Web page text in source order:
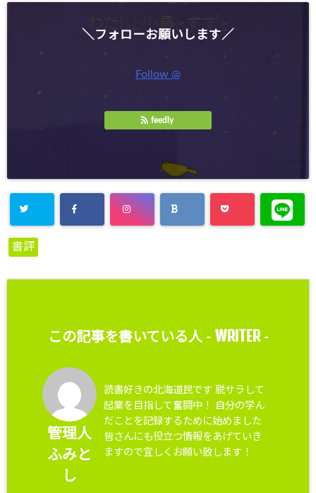
＼フォローお願いします／
Follow @
feedly
書評
この記事を書いている人 - WRITER-
管理人
ふみと
し
読書好きの北海道民です 脱サラして
起業を目指して奮闘中！ 自分の学ん
だことを記録するために始めました
皆さんにも役立つ情報をあげていき
ますので宜しくお願い致します！